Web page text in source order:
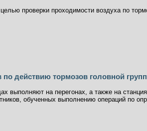
проверки проходимости воздуха по
действию тормозов головной
выполняют на перегонах, а также на
обученных выполнению операций по